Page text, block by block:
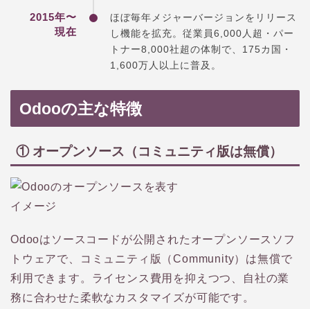
2015年〜
現在
ほぼ毎年メジャーバージョンをリリース
し機能を拡充。従業員6,000人超・パー
トナー8,000社超の体制で、175カ国・
1,600万人以上に普及。
Odooの主な特徴
① オープンソース（コミュニティ版は無償）
Odooはソースコードが公開されたオープンソースソフ
トウェアで、コミュニティ版（Community）は無償で
利用できます。ライセンス費用を抑えつつ、自社の業
務に合わせた柔軟なカスタマイズが可能です。